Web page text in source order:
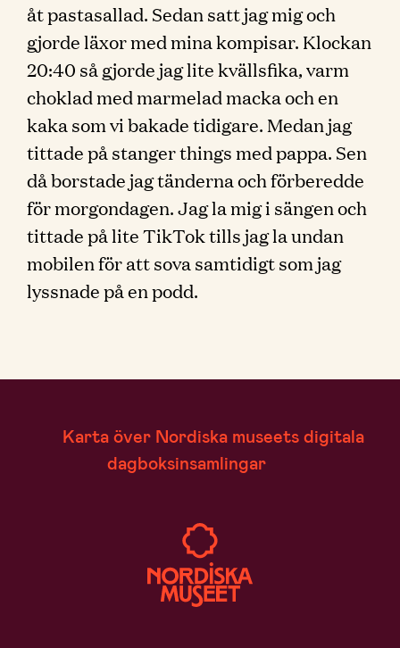
åt pastasallad. Sedan satt jag mig och
gjorde läxor med mina kompisar. Klockan
20:40 så gjorde jag lite kvällsfika, varm
choklad med marmelad macka och en
kaka som vi bakade tidigare. Medan jag
tittade på stanger things med pappa. Sen
då borstade jag tänderna och förberedde
för morgondagen. Jag la mig i sängen och
tittade på lite TikTok tills jag la undan
mobilen för att sova samtidigt som jag
lyssnade på en podd.
Karta över Nordiska museets digitala
dagboksinsamlingar